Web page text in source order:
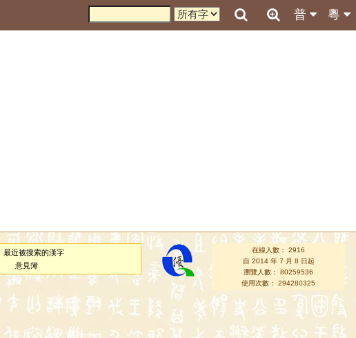
粵
普
最近被搜索的漢字
意見簿
在線人數： 2916
自 2014 年 7 月 8 日起
瀏覽人數： 80259536
使用次數： 294280325